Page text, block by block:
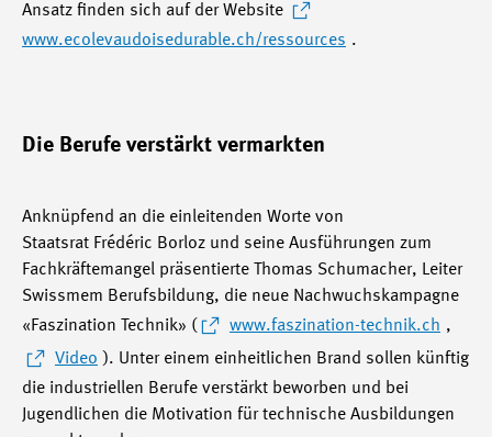
Ansatz finden sich auf der Website
www.ecolevaudoisedurable.ch/ressources .
Die Berufe verstärkt vermarkten
Anknüpfend an die einleitenden Worte von
Staatsrat Frédéric Borloz und seine Ausführungen zum
Fachkräftemangel präsentierte Thomas Schumacher, Leiter
Swissmem Berufsbildung, die neue Nachwuchskampagne
«Faszination Technik» (
www.faszination-technik.ch ,
Video ). Unter einem einheitlichen Brand sollen künftig
die industriellen Berufe verstärkt beworben und bei
Jugendlichen die Motivation für technische Ausbildungen